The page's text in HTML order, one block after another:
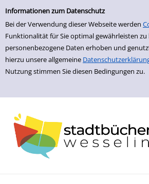
Informationen zum Datenschutz
Bei der Verwendung dieser Webseite werden
Funktionalität für Sie optimal gewährleisten
personenbezogene Daten erhoben und
hierzu unsere allgemeine
Nutzung stimmen Sie diesen Bedingungen zu.
zur Navigation springen
zum Inhalt springen
Zur Detailanzeige springen